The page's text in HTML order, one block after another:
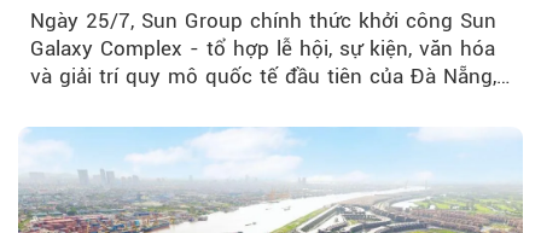
Ngày 25/7, Sun Group chính thức khởi công Sun
Galaxy Complex - tổ hợp lễ hội, sự kiện, văn hóa
và giải trí quy mô quốc tế đầu tiên của Đà Nẵng,…